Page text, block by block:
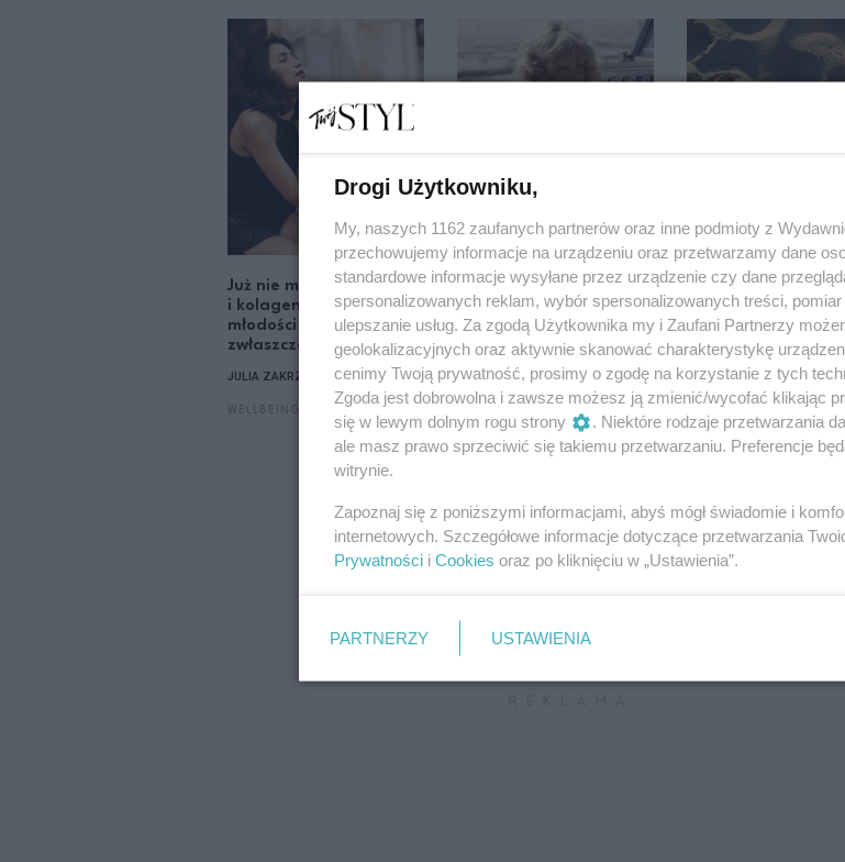
Już nie matcha
i kolagen. Nowy eliksir
młodości sprawdza się
zwłaszcza latem
JULIA ZAKRZEWSKA
Dość liczenia kroków,
godzin snu i kalorii.
Teraz coraz więcej mówi
się o intuitive living
LENA KAMIŃSKA
5 zalet chodzenia
dla zdrowia i
samopoczucia
JOLANTA ZAKROCKA
WELLBEING
Drogi Użytkowniku,
My, naszych 1162 zaufanych partnerów oraz inne podmioty z
przechowujemy informacje na urządzeniu oraz przetwarzamy dane
standardowe informacje wysyłane przez urządzenie czy dane
spersonalizowanych reklam, wybór spersonalizowanych treści,
ulepszanie usług. Za zgodą Użytkownika my i Zaufani Partnerzy
geolokalizacyjnych oraz aktywnie skanować charakterystykę
cenimy Twoją prywatność, prosimy o zgodę na korzystanie z tych
Zgoda jest dobrowolna i zawsze możesz ją zmienić/wycofać klikając
się w lewym dolnym rogu strony
. Niektóre rodzaje przetwarzania
ale masz prawo sprzeciwić się takiemu przetwarzaniu. Preferencje
witrynie.
Zapoznaj się z poniższymi informacjami, abyś mógł świadomie i
internetowych. Szczegółowe informacje dotyczące przetwarzania
Prywatności i Cookies oraz po kliknięciu w „Ustawienia”.
PARTNERZY USTAWIENIA